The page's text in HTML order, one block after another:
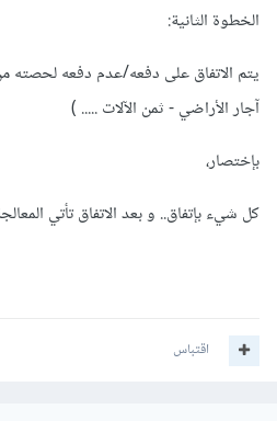
الخطوة الثانية:
يتم الاتفاق على دفعه/عدم دفعه لحصته
آجار الأراضي - ثمن الآلات ..... )
بإختصار،
كل شيء بإتفاق.. و بعد الاتفاق تأتي
اقتباس